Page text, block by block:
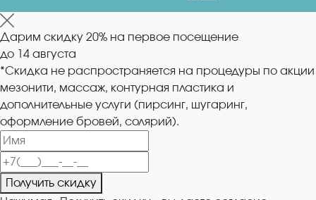
Дарим скидку 20% на первое посещение
до 14 августа
*Скидка не распространяется на процедуры по акции
мезонити, массаж, контурная пластика и
дополнительные услуги (пирсинг, шугаринг,
оформление бровей, солярий).
Получить скидку